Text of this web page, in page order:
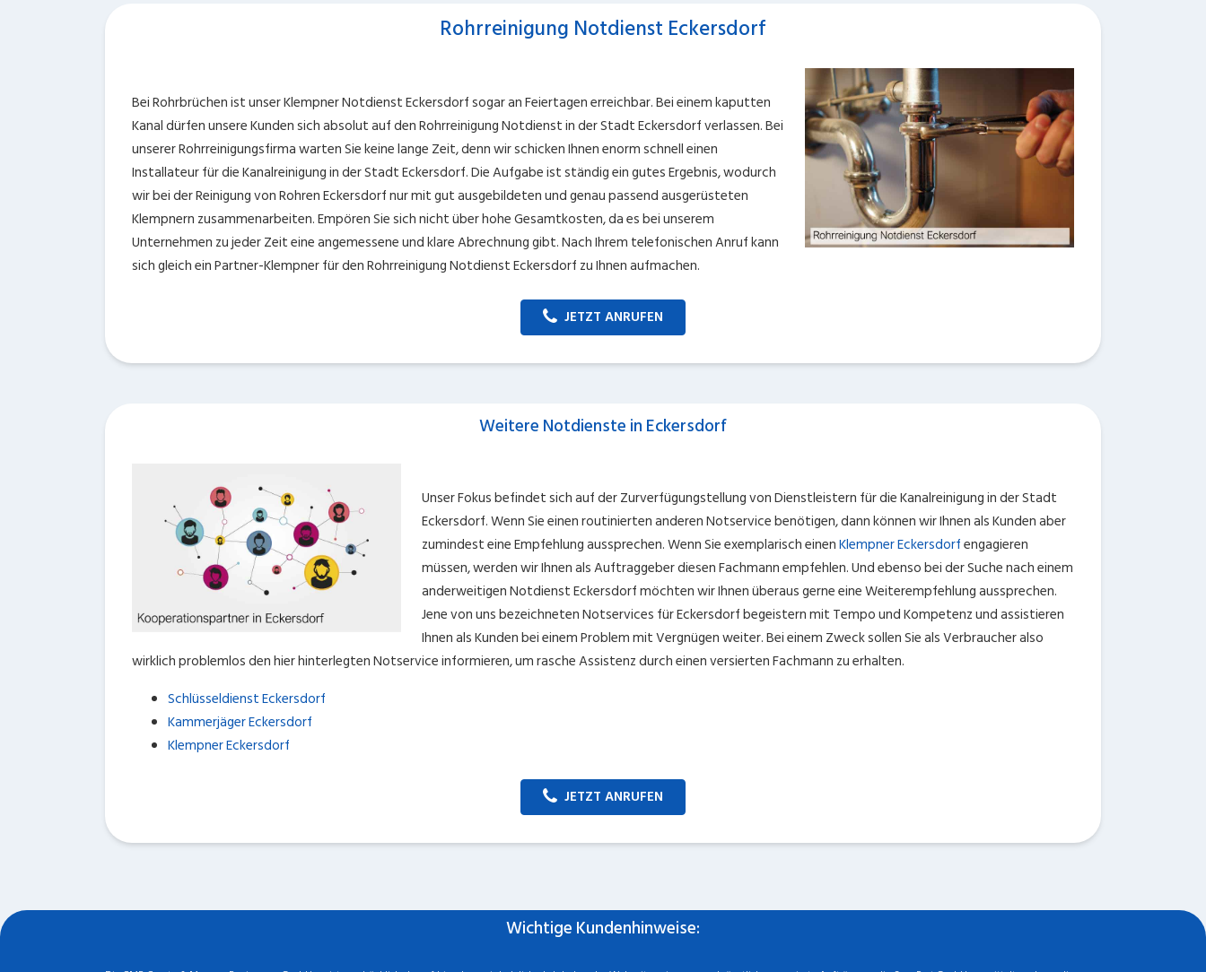
Rohrreinigung Notdienst Eckersdorf
Bei Rohrbrüchen ist unser Klempner Notdienst Eckersdorf sogar an Feiertagen erreichbar. Bei einem kaputten
Kanal dürfen unsere Kunden sich absolut auf den Rohrreinigung Notdienst in der Stadt Eckersdorf verlassen. Bei
unserer Rohrreinigungsfirma warten Sie keine lange Zeit, denn wir schicken Ihnen enorm schnell einen
Installateur für die Kanalreinigung in der Stadt Eckersdorf. Die Aufgabe ist ständig ein gutes Ergebnis, wodurch
wir bei der Reinigung von Rohren Eckersdorf nur mit gut ausgebildeten und genau passend ausgerüsteten
Klempnern zusammenarbeiten. Empören Sie sich nicht über hohe Gesamtkosten, da es bei unserem
Unternehmen zu jeder Zeit eine angemessene und klare Abrechnung gibt. Nach Ihrem telefonischen Anruf kann
sich gleich ein Partner-Klempner für den Rohrreinigung Notdienst Eckersdorf zu Ihnen aufmachen.
JETZT ANRUFEN
Weitere Notdienste in Eckersdorf
Unser Fokus befindet sich auf der Zurverfügungstellung von Dienstleistern für die Kanalreinigung in der Stadt
Eckersdorf. Wenn Sie einen routinierten anderen Notservice benötigen, dann können wir Ihnen als Kunden aber
zumindest eine Empfehlung aussprechen. Wenn Sie exemplarisch einenKlempner Eckersdorfengagieren
müssen, werden wir Ihnen als Auftraggeber diesen Fachmann empfehlen. Und ebenso bei der Suche nach einem
anderweitigen Notdienst Eckersdorf möchten wir Ihnen überaus gerne eine Weiterempfehlung aussprechen.
Jene von uns bezeichneten Notservices für Eckersdorf begeistern mit Tempo und Kompetenz und assistieren
Ihnen als Kunden bei einem Problem mit Vergnügen weiter. Bei einem Zweck sollen Sie als Verbraucher also
wirklich problemlos den hier hinterlegten Notservice informieren, um rasche Assistenz durch einen versierten Fachmann zu erhalten.
Schlüsseldienst Eckersdorf
Kammerjäger Eckersdorf
Klempner Eckersdorf
JETZT ANRUFEN
Wichtige Kundenhinweise: